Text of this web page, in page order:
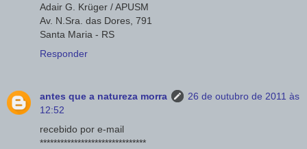
Adair G. Krüger / APUSM
Av. N.Sra. das Dores, 791
Santa Maria - RS
Responder
antes que a natureza morra
26 de outubro de 2011 às
12:52
recebido por e-mail
*******************************